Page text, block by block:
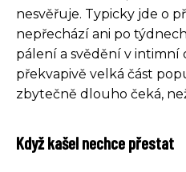
nesvěřuje. Typicky jde o
nepřechází ani po
pálení a svědění v intimní
překvapivě velká část
zbytečně dlouho čeká,
Když kašel nechce přestat